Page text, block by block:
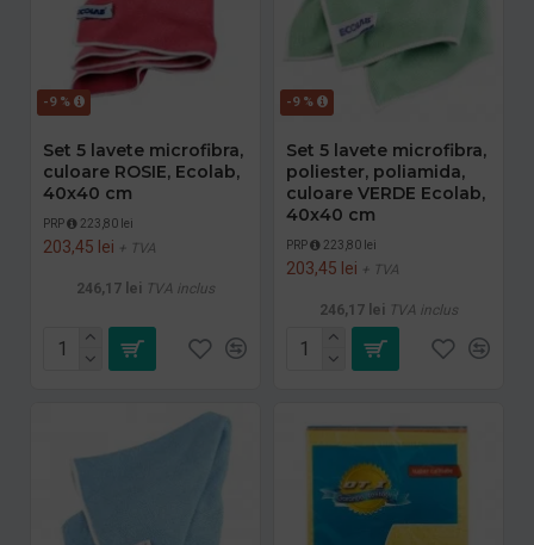
-9 %
Set 5 lavete microfibra,
culoare ROSIE, Ecolab,
40x40 cm
PRP 223,80 lei
203,45 lei + TVA
246,17 lei TVA inclus
-9 %
Set 5 lavete microfibra,
poliester, poliamida,
culoare VERDE Ecolab,
40x40 cm
PRP 223,80 lei
203,45 lei + TVA
246,17 lei TVA inclus